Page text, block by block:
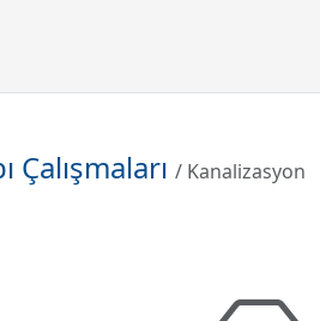
Çalışmaları / Kanalizasyon